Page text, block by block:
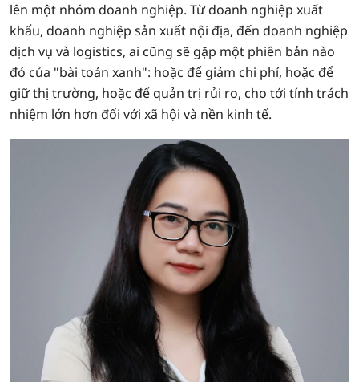
lên một nhóm doanh nghiệp. Từ doanh nghiệp xuất
khẩu, doanh nghiệp sản xuất nội địa, đến doanh nghiệp
dịch vụ và logistics, ai cũng sẽ gặp một phiên bản nào
đó của "bài toán xanh": hoặc để giảm chi phí, hoặc để
giữ thị trường, hoặc để quản trị rủi ro, cho tới tính trách
nhiệm lớn hơn đối với xã hội và nền kinh tế.